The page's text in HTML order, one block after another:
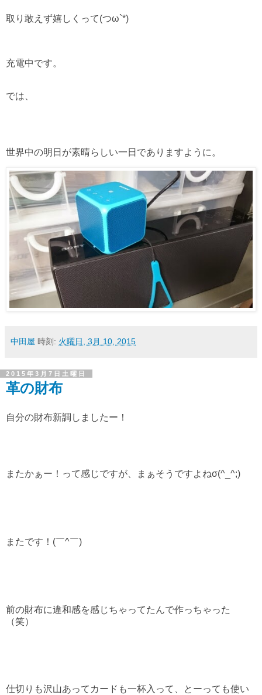
取り敢えず嬉しくって(つω`*)
充電中です。
では、
世界中の明日が素晴らしい一日でありますように。
中田屋 時刻: 火曜日, 3月 10, 2015
2015年3月7日土曜日
革の財布
自分の財布新調しましたー！
またかぁー！って感じですが、まぁそうですよねσ(^_^;)
またです！(￣^￣)ゞ
前の財布に違和感を感じちゃってたんで作っちゃった
（笑）
仕切りも沢山あってカードも一杯入って、とーっても使い